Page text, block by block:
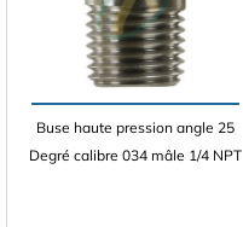
Buse haute pression angle 25
Degré calibre 034 mâle 1/4 NPT